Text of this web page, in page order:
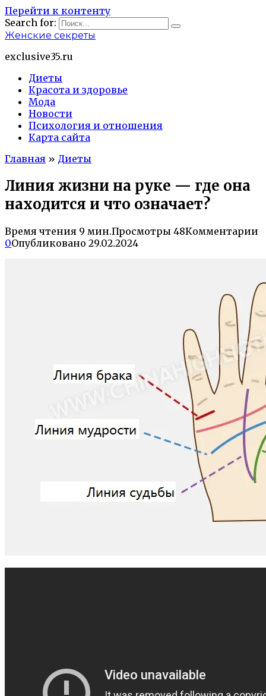
Перейти к контенту
Search for:
Женские секреты
exclusive35.ru
Диеты
Красота и здоровье
Мода
Новости
Психология и отношения
Карта сайта
Главная » Диеты
Линия жизни на руке — где она
находится и что означает?
Время чтения 9 мин.Просмотры 48Комментарии
0Опубликовано 29.02.2024